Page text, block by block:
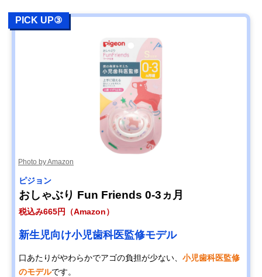
PICK UP③
Photo by Amazon
ピジョン
おしゃぶり Fun Friends 0-3ヵ月
税込み665円（Amazon）
新生児向け小児歯科医監修モデル
口あたりがやわらかでアゴの負担が少ない、 小児歯科医監修
のモデルです。